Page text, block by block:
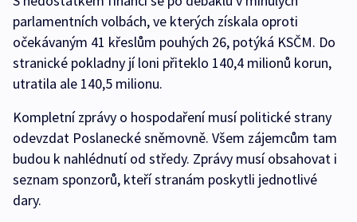
parlamentních volbách, ve kterých získala oproti
očekávaným 41 křeslům pouhých 26, potýká KSČM. Do
stranické pokladny jí loni přiteklo 140,4 milionů korun,
utratila ale 140,5 milionu.
Kompletní zprávy o hospodaření musí politické strany
odevzdat Poslanecké sněmovně. Všem zájemcům tam
budou k nahlédnutí od středy. Zprávy musí obsahovat i
seznam sponzorů, kteří stranám poskytli jednotlivé
dary.